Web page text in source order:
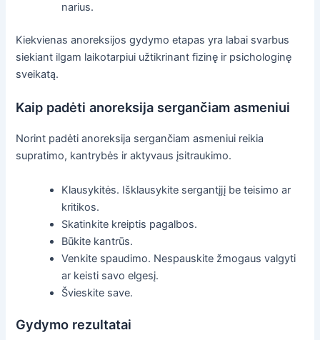
narius.
Kiekvienas anoreksijos gydymo etapas yra labai svarbus
siekiant ilgam laikotarpiui užtikrinant fizinę ir psichologinę
sveikatą.
Kaip padėti anoreksija sergančiam asmeniui
Norint padėti anoreksija sergančiam asmeniui reikia
supratimo, kantrybės ir aktyvaus įsitraukimo.
Klausykitės. Išklausykite sergantįjį be teisimo ar
kritikos.
Skatinkite kreiptis pagalbos.
Būkite kantrūs.
Venkite spaudimo. Nespauskite žmogaus valgyti
ar keisti savo elgesį.
Švieskite save.
Gydymo rezultatai